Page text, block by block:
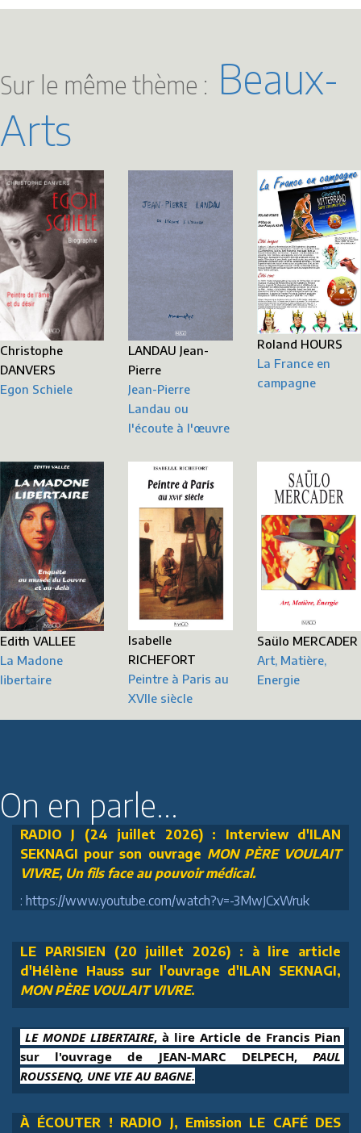
Sur le même thème : Beaux-
Arts
Christophe
DANVERS
Egon Schiele
LANDAU Jean-
Pierre
Jean-Pierre
Landau ou
l'écoute à l'œuvre
Roland HOURS
La France en
campagne
Edith VALLEE
La Madone
libertaire
Isabelle
RICHEFORT
Peintre à Paris au
XVIIe siècle
Saülo MERCADER
Art, Matière,
Energie
On en parle...
RADIO J (24 juillet 2026) : Interview d'ILAN
SEKNAGI pour son ouvrage MON PÈRE VOULAIT
VIVRE, Un fils face au pouvoir médical.
: https://www.youtube.com/watch?v=-3MwJCxWruk
LE PARISIEN (20 juillet 2026) : à lire article
d'Hélène Hauss sur l'ouvrage d'ILAN SEKNAGI,
MON PÈRE VOULAIT VIVRE.
LE MONDE LIBERTAIRE, à lire Article de Francis Pian
sur l'ouvrage de JEAN-MARC DELPECH, PAUL
ROUSSENQ, UNE VIE AU BAGNE.
À ÉCOUTER ! RADIO J, Emission LE CAFÉ DES